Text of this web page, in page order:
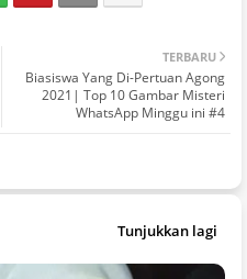
TERBARU
Biasiswa Yang Di-Pertuan Agong
2021| Top 10 Gambar Misteri
WhatsApp Minggu ini #4
Tunjukkan lagi